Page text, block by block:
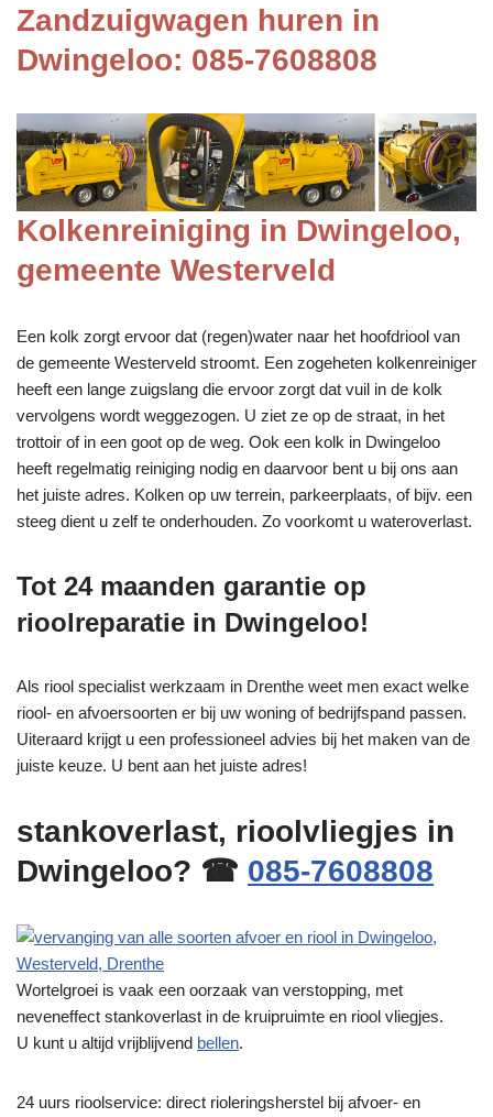
Zandzuigwagen huren in
Dwingeloo: 085-7608808
Kolkenreiniging in Dwingeloo,
gemeente Westerveld
Een kolk zorgt ervoor dat (regen)water naar het hoofdriool van
de gemeente Westerveld stroomt. Een zogeheten kolkenreiniger
heeft een lange zuigslang die ervoor zorgt dat vuil in de kolk
vervolgens wordt weggezogen. U ziet ze op de straat, in het
trottoir of in een goot op de weg. Ook een kolk in Dwingeloo
heeft regelmatig reiniging nodig en daarvoor bent u bij ons aan
het juiste adres. Kolken op uw terrein, parkeerplaats, of bijv. een
steeg dient u zelf te onderhouden. Zo voorkomt u wateroverlast.
Tot 24 maanden garantie op
rioolreparatie in Dwingeloo!
Als riool specialist werkzaam in Drenthe weet men exact welke
riool- en afvoersoorten er bij uw woning of bedrijfspand passen.
Uiteraard krijgt u een professioneel advies bij het maken van de
juiste keuze. U bent aan het juiste adres!
stankoverlast, rioolvliegjes in
Dwingeloo? ☎ 085-7608808
Wortelgroei is vaak een oorzaak van verstopping, met
neveneffect stankoverlast in de kruipruimte en riool vliegjes.
U kunt u altijd vrijblijvend bellen.
24 uurs rioolservice: direct rioleringsherstel bij afvoer- en